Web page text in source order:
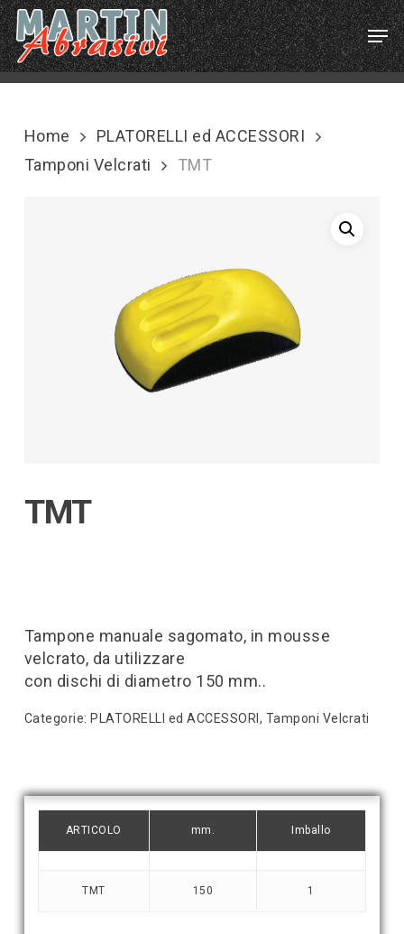
Skip
to
main
content
Home
PLATORELLI ed ACCESSORI
Tamponi Velcrati
TMT
TMT
Tampone manuale sagomato, in mousse
velcrato, da utilizzare
con dischi di diametro 150 mm..
Categorie: PLATORELLI ed ACCESSORI , Tamponi Velcrati
ARTICOLO mm. Imballo
TMT 150 1
Menu